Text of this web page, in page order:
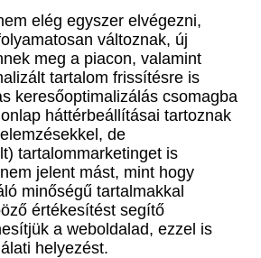
elég egyszer elvégezni,
változnak, új
meg a piacon, valamint
tartalom frissítésre is
keresőoptimalizálás csomagba
háttérbeállításai tartoznak
de
tartalommarketinget is
jelent mást, mint hogy
minőségű tartalmakkal
értékesítést segítő
a weboldalad, ezzel is
helyezést.